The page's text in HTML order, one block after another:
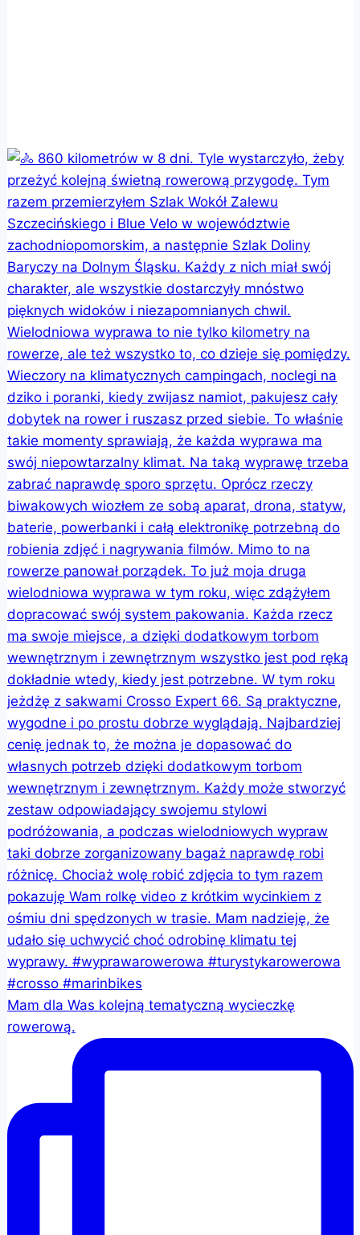
Mam dla Was kolejną tematyczną wycieczkę
rowerową.